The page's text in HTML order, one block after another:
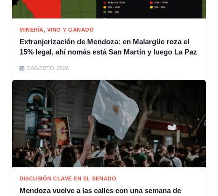
MINERÍA, VINO Y GANADO
Extranjerización de Mendoza: en Malargüe roza el
15% legal, ahí nomás está San Martín y luego La Paz
3 AGOSTO, 2026
DISCUSIÓN CLAVE EN EL SENADO
Mendoza vuelve a las calles con una semana de